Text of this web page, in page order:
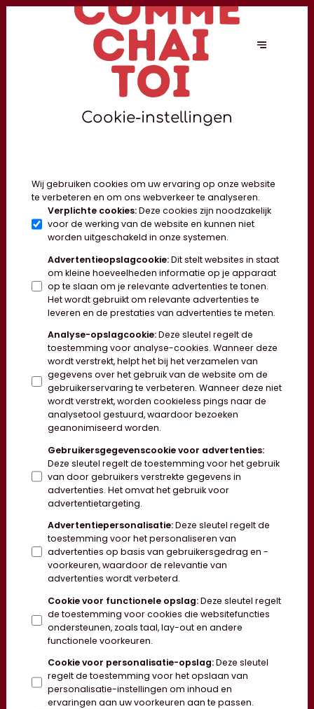
Cookie-instellingen
Wij gebruiken cookies om uw ervaring op onze website
te verbeteren en om ons webverkeer te analyseren.
Verplichte cookies: Deze cookies zijn noodzakelijk
voor de werking van de website en kunnen niet
worden uitgeschakeld in onze systemen.
Advertentieopslagcookie: Dit stelt websites in staat
om kleine hoeveelheden informatie op je apparaat
op te slaan om je relevante advertenties te tonen.
Het wordt gebruikt om relevante advertenties te
leveren en de prestaties van advertenties te meten.
Analyse-opslagcookie: Deze sleutel regelt de
toestemming voor analyse-cookies. Wanneer deze
wordt verstrekt, helpt het bij het verzamelen van
gegevens over het gebruik van de website om de
gebruikerservaring te verbeteren. Wanneer deze niet
wordt verstrekt, worden cookieless pings naar de
analysetool gestuurd, waardoor bezoeken
geanonimiseerd worden.
Gebruikersgegevenscookie voor advertenties:
Deze sleutel regelt de toestemming voor het gebruik
van door gebruikers verstrekte gegevens in
advertenties. Het omvat het gebruik voor
advertentietargeting.
Advertentiepersonalisatie: Deze sleutel regelt de
toestemming voor het personaliseren van
advertenties op basis van gebruikersgedrag en -
voorkeuren, waardoor de relevantie van
advertenties wordt verbeterd.
Cookie voor functionele opslag: Deze sleutel regelt
de toestemming voor cookies die websitefuncties
ondersteunen, zoals taal, lay-out en andere
functionele voorkeuren.
Cookie voor personalisatie-opslag: Deze sleutel
regelt de toestemming voor het opslaan van
personalisatie-instellingen om inhoud en
ervaringen aan uw voorkeuren aan te passen.